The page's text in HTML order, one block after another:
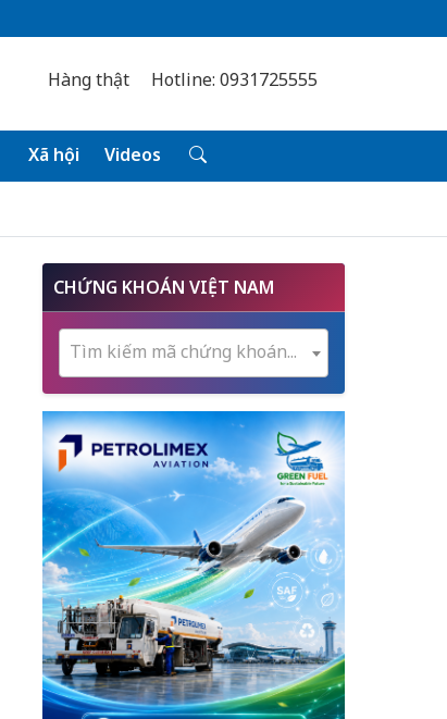
Hàng thật Hotline: 0931725555
Xã hội Videos
CHỨNG KHOÁN VIỆT NAM
Tìm kiếm mã chứng khoán...